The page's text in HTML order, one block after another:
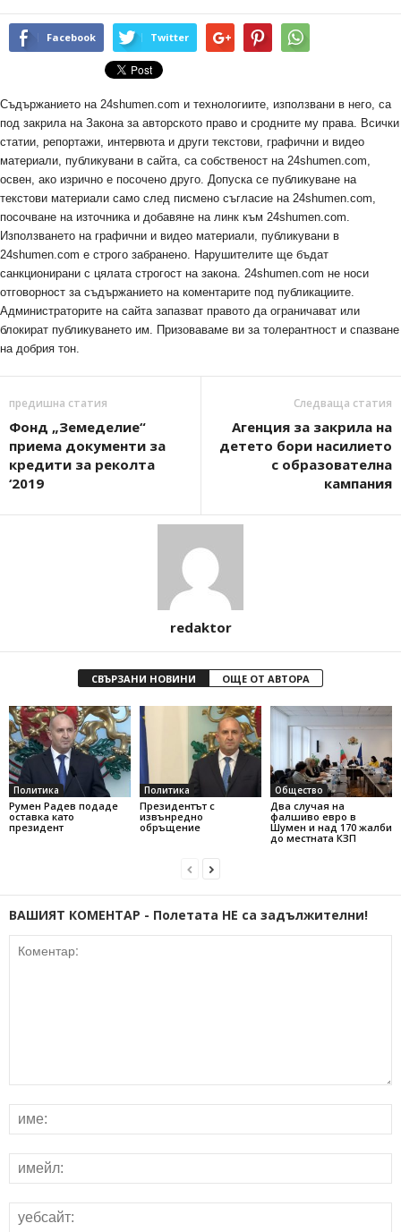
Facebook Twitter
Съдържанието на 24shumen.com и технологиите, използвани в него, са
под закрила на Закона за авторското право и сродните му права. Всички
статии, репортажи, интервюта и други текстови, графични и видео
материали, публикувани в сайта, са собственост на 24shumen.com,
освен, ако изрично е посочено друго. Допуска се публикуване на
текстови материали само след писмено съгласие на 24shumen.com,
посочване на източника и добавяне на линк към 24shumen.com.
Използването на графични и видео материали, публикувани в
24shumen.com е строго забранено. Нарушителите ще бъдат
санкционирани с цялата строгост на закона. 24shumen.com не носи
отговорност за съдържанието на коментарите под публикациите.
Администраторите на сайта запазват правото да ограничават или
блокират публикуването им. Призоваваме ви за толерантност и спазване
на добрия тон.
предишна статия
Фонд „Земеделие“
приема документи за
кредити за реколта
‘2019
Следваща статия
Агенция за закрила на
детето бори насилието
с образователна
кампания
redaktor
СВЪРЗАНИ НОВИНИ ОЩЕ ОТ АВТОРА
Политика
Румен Радев подаде
оставка като
президент
Политика
Президентът с
извънредно
обръщение
Общество
Два случая на
фалшиво евро в
Шумен и над 170 жалби
до местната КЗП
ВАШИЯТ КОМЕНТАР - Полетата НЕ са задължителни!